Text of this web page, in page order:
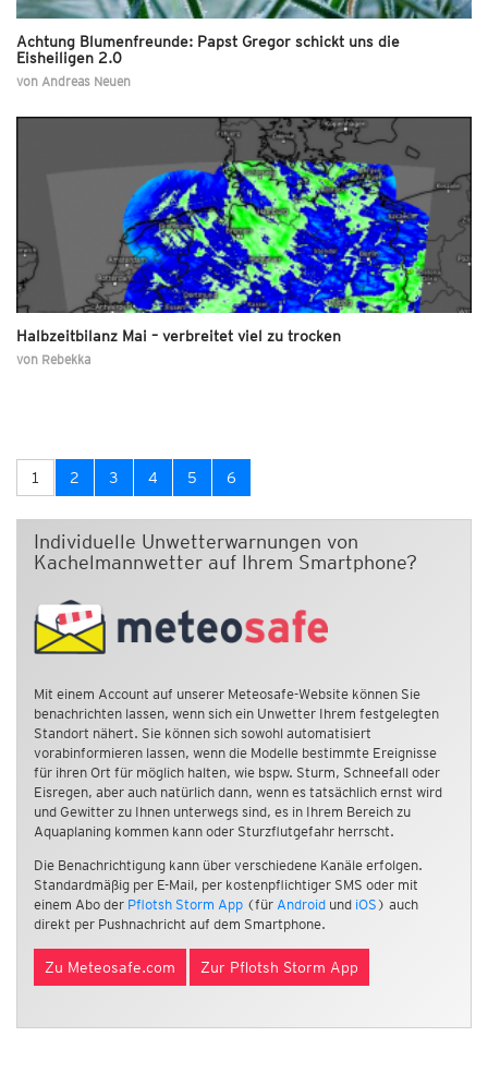
Achtung Blumenfreunde: Papst Gregor schickt uns die
Eisheiligen 2.0
von Andreas Neuen
Halbzeitbilanz Mai – verbreitet viel zu trocken
von Rebekka
1 2 3 4 5 6
Individuelle Unwetterwarnungen von
Kachelmannwetter auf Ihrem Smartphone?
Mit einem Account auf unserer Meteosafe-Website können Sie
benachrichten lassen, wenn sich ein Unwetter Ihrem festgelegten
Standort nähert. Sie können sich sowohl automatisiert
vorabinformieren lassen, wenn die Modelle bestimmte Ereignisse
für ihren Ort für möglich halten, wie bspw. Sturm, Schneefall oder
Eisregen, aber auch natürlich dann, wenn es tatsächlich ernst wird
und Gewitter zu Ihnen unterwegs sind, es in Ihrem Bereich zu
Aquaplaning kommen kann oder Sturzflutgefahr herrscht.
Die Benachrichtigung kann über verschiedene Kanäle erfolgen.
Standardmäßig per E-Mail, per kostenpflichtiger SMS oder mit
einem Abo der Pflotsh Storm App (für Android und iOS ) auch
direkt per Pushnachricht auf dem Smartphone.
Zu Meteosafe.com Zur Pflotsh Storm App